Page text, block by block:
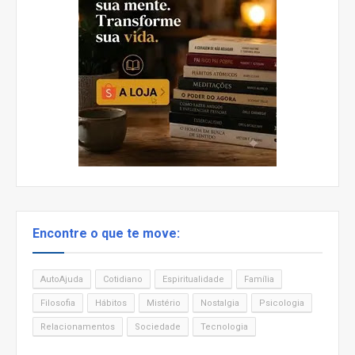
Encontre o que te move:
AutoAjuda Cotidiano Espiritualidade Família
Filosofia Hábitos Mistério Nostalgia Psicologia
Relacionamentos Sociedade Tecnologia